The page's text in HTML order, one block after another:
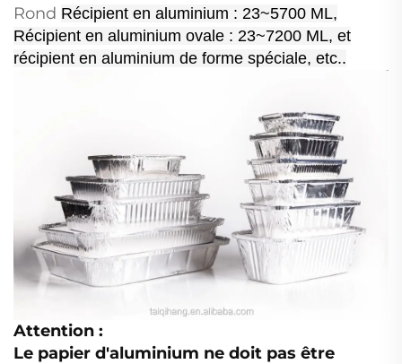
Rond Récipient en aluminium : 23~5700 ML,
Récipient en aluminium ovale : 23~7200 ML, et
récipient en aluminium de forme spéciale, etc..
Attention :
Le papier d'aluminium ne doit pas être